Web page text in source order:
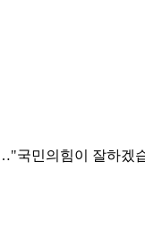
국민의힘이 잘하겠